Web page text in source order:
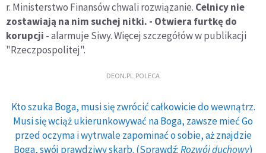
r. Ministerstwo Finansów chwali rozwiązanie. Celnicy nie
zostawiają na nim suchej nitki. - Otwiera furtkę do
korupcji - alarmuje Siwy. Więcej szczegółów w publikacji
"Rzeczpospolitej".
DEON.PL POLECA
Kto szuka Boga, musi się zwrócić całkowicie do wewnątrz.
Musi się wciąż ukierunkowywać na Boga, zawsze mieć Go
przed oczyma i wytrwale zapominać o sobie, aż znajdzie
Boga, swój prawdziwy skarb. (Sprawdź:Rozwój duchowy)